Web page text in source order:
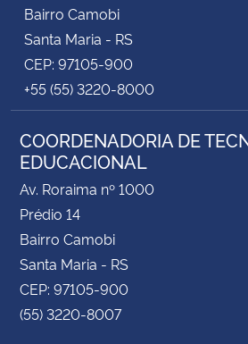
Bairro Camobi
Santa Maria - RS
CEP: 97105-900
+55 (55) 3220-8000
COORDENADORIA DE
EDUCACIONAL
Av. Roraima nº 1000
Prédio 14
Bairro Camobi
Santa Maria - RS
CEP: 97105-900
(55) 3220-8007